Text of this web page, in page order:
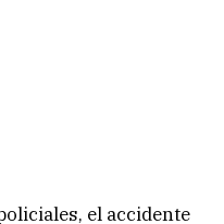
el accidente